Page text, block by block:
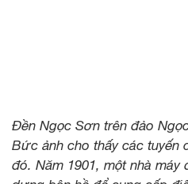
Đền Ngọc Sơn trên đảo
Bức ảnh cho thấy các tuyến
đó. Năm 1901, một nhà